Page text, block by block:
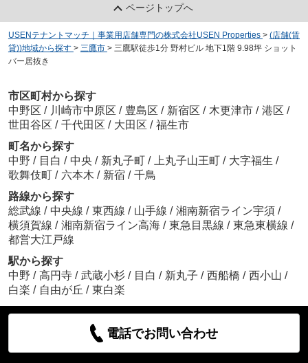
ページトップへ
USENテナントマッチ｜事業用店舗専門の株式会社USEN Properties > (店舗(賃
貸))地域から探す > 三鷹市 > 三鷹駅徒歩1分 野村ビル 地下1階 9.98坪 ショット
バー居抜き
市区町村から探す
中野区 / 川崎市中原区 / 豊島区 / 新宿区 / 木更津市 / 港区 /
世田谷区 / 千代田区 / 大田区 / 福生市
町名から探す
中野 / 目白 / 中央 / 新丸子町 / 上丸子山王町 / 大字福生 /
歌舞伎町 / 六本木 / 新宿 / 千鳥
路線から探す
総武線 / 中央線 / 東西線 / 山手線 / 湘南新宿ライン宇須 /
横須賀線 / 湘南新宿ライン高海 / 東急目黒線 / 東急東横線 /
都営大江戸線
駅から探す
中野 / 高円寺 / 武蔵小杉 / 目白 / 新丸子 / 西船橋 / 西小山 /
白楽 / 自由が丘 / 東白楽
電話でお問い合わせ